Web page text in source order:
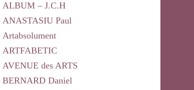
ALBUM – J.C.H
ANASTASIU Paul
Artabsolument
ARTFABETIC
AVENUE des ARTS
BERNARD Daniel